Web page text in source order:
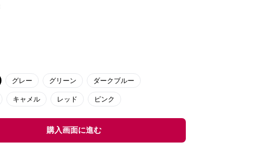
グレー グリーン ダークブルー
キャメル レッド ピンク
購入画面に進む